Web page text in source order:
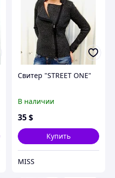
Свитер "STREET ONE"
В наличии
35$
Купить
MISS